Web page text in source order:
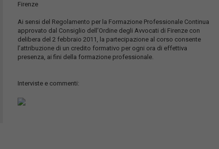
Firenze
Ai sensi del Regolamento per la Formazione Professionale Continua
approvato dal Consiglio dell’Ordine degli Avvocati di Firenze con
delibera del 2 febbraio 2011, la partecipazione al corso consente
l’attribuzione di un credito formativo per ogni ora di effettiva
presenza, ai fini della formazione professionale.
Interviste e commenti: